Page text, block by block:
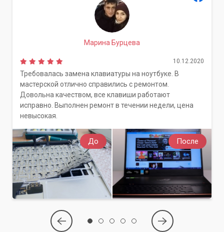
До После
Марина Бурцева
10.12.2020
Требовалась замена клавиатуры на ноутбуке. В
мастерской отлично справились с ремонтом.
Довольна качеством, все клавиши работают
исправно. Выполнен ремонт в течении недели, цена
невысокая.